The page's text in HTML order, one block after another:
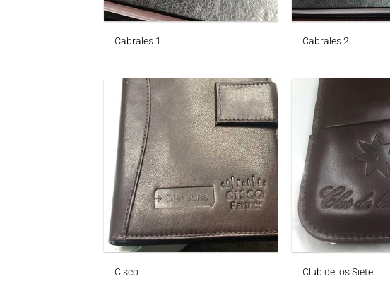
Cabrales 1 Cabrales 2
Cisco Club de los Siete